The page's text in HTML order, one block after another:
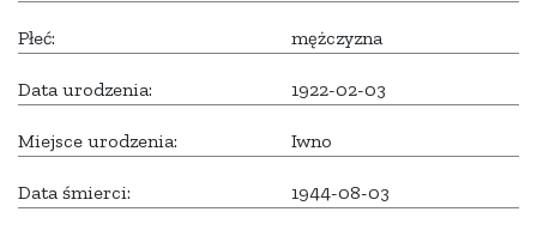
Płeć: mężczyzna
Data urodzenia: 1922-02-03
Miejsce urodzenia: Iwno
Data śmierci: 1944-08-03